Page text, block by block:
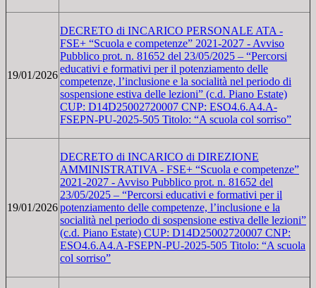
19/01/2026
DECRETO di INCARICO PERSONALE ATA -
FSE+ “Scuola e competenze” 2021-2027 - Avviso
Pubblico prot. n. 81652 del 23/05/2025 – “Percorsi
educativi e formativi per il potenziamento delle
competenze, l’inclusione e la socialità nel periodo di
sospensione estiva delle lezioni” (c.d. Piano Estate)
CUP: D14D25002720007 CNP: ESO4.6.A4.A-
FSEPN-PU-2025-505 Titolo: “A scuola col sorriso”
19/01/2026
DECRETO di INCARICO di DIREZIONE
AMMINISTRATIVA - FSE+ “Scuola e competenze”
2021-2027 - Avviso Pubblico prot. n. 81652 del
23/05/2025 – “Percorsi educativi e formativi per il
potenziamento delle competenze, l’inclusione e la
socialità nel periodo di sospensione estiva delle lezioni”
(c.d. Piano Estate) CUP: D14D25002720007 CNP:
ESO4.6.A4.A-FSEPN-PU-2025-505 Titolo: “A scuola
col sorriso”